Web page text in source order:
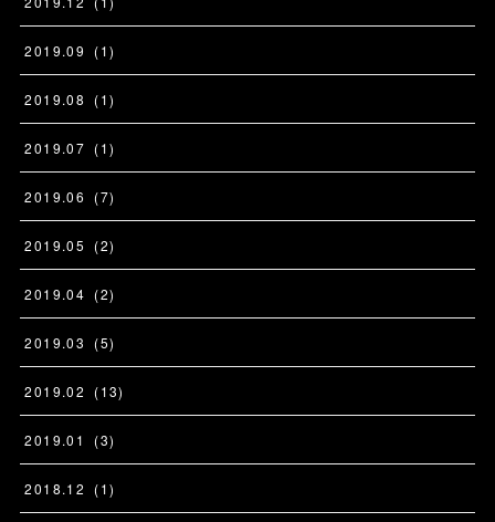
2019.09 (1)
2019.08 (1)
2019.07 (1)
2019.06 (7)
2019.05 (2)
2019.04 (2)
2019.03 (5)
2019.02 (13)
2019.01 (3)
2018.12 (1)